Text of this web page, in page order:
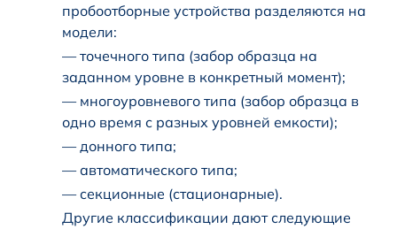
пробоотборные устройства разделяются на
модели:
— точечного типа (забор образца на
заданном уровне в конкретный момент);
— многоуровневого типа (забор образца в
одно время с разных уровней емкости);
— донного типа;
— автоматического типа;
— секционные (стационарные).
Другие классификации дают следующие